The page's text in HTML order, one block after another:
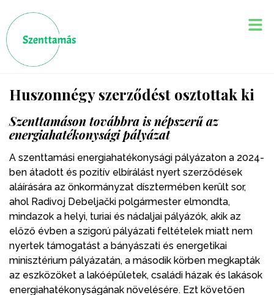
Huszonnégy szerződést osztottak ki
Szenttamáson továbbra is népszerű az
energiahatékonysági pályázat
A szenttamási energiahatékonysági pályázaton a 2024-
ben átadott és pozitív elbírálást nyert szerződések
aláírására az önkormányzat dísztermében került sor,
ahol Radivoj Debeljački polgármester elmondta,
mindazok a helyi, turiai és nádaljai pályázók, akik az
előző évben a szigorú pályázati feltételek miatt nem
nyertek támogatást a bányászati és energetikai
minisztérium pályázatán, a második körben megkapták
az eszközöket a lakóépületek, családi házak és lakások
energiahatékonyságának növelésére. Ezt követően